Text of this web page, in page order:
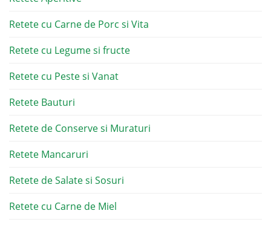
Retete cu Carne de Porc si Vita
Retete cu Legume si fructe
Retete cu Peste si Vanat
Retete Bauturi
Retete de Conserve si Muraturi
Retete Mancaruri
Retete de Salate si Sosuri
Retete cu Carne de Miel